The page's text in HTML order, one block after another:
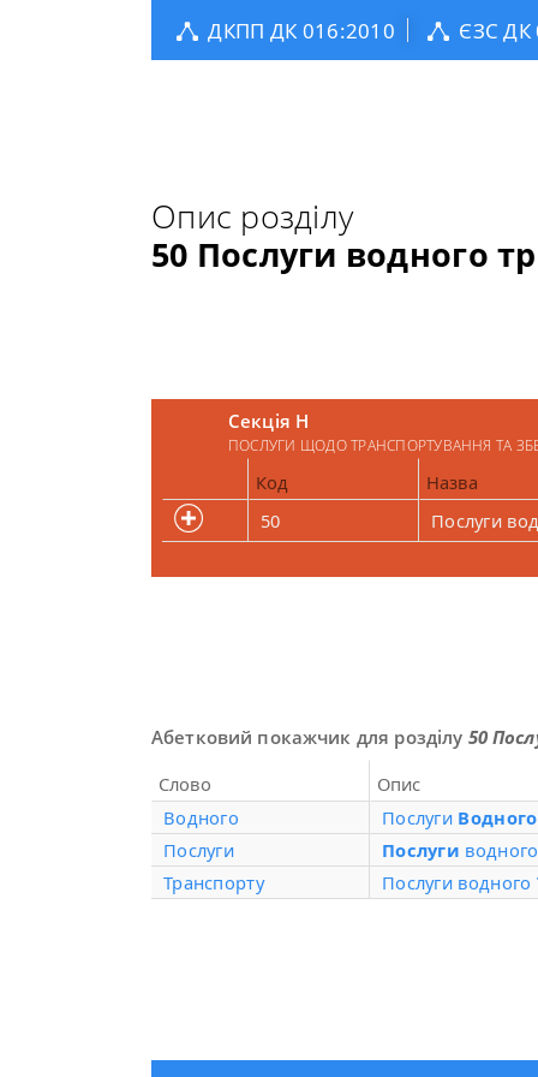
ДКПП ДК 016:2010 ЄЗС ДК
Опис розділу
50 Послуги водного
Секція H
ПОСЛУГИ ЩОДО ТРАНСПОРТУВАННЯ ТА
Код
Назва
50
Послуги
Абетковий покажчик для розділу 50
Слово
Опис
Водного
Послуги Водного
Послуги
Послуги
Транспорту
Послуги водного